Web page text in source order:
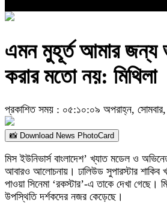
এমন মুহূর্ত আমার জন্য
করার মতো নয়: মিথিলা
প্রকাশিত সময় : ০৫:১০:০৯ অপরাহ্ন,
📸 Download News PhotoCard
মিস ইউনিভার্স বাংলাদেশ’ খ্যাত মডেল ও
আবারও আলোচনায়। ঢালিউড সুপারস্টার শাকিব
পাওয়া সিনেমা ‘রকস্টার’-এ তাকে দেখা গেছে।
উপস্থিতি দর্শকদের নজর কেড়েছে।